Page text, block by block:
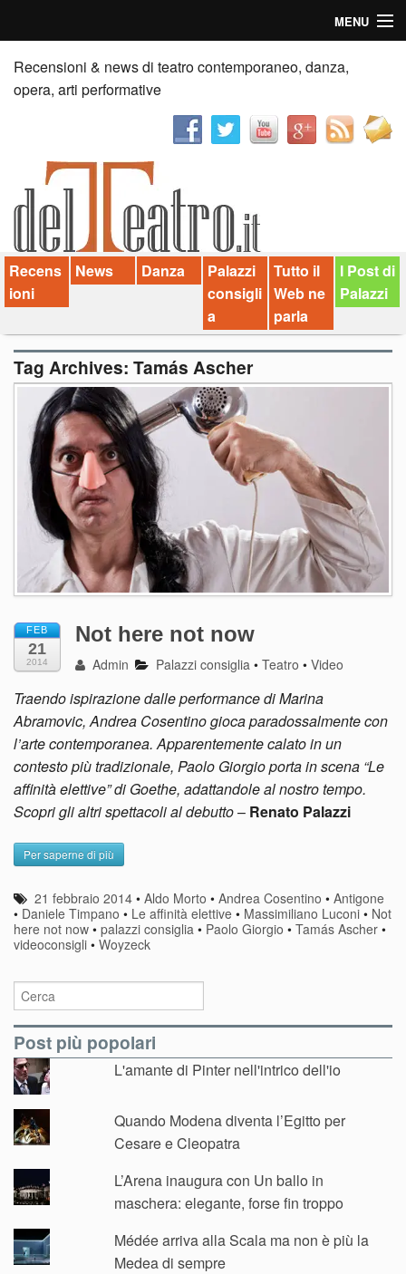
MENU
Home
Recensioni
News
Palazzi consiglia
Video
Chi siamo
Contatti
dT in English
Recensioni & news di teatro contemporaneo, danza,
opera, arti performative
Recens
ioni
News Danza
Palazzi
consigli
a
Tutto il
Web ne
parla
I Post di
Palazzi
Tag Archives: Tamás Ascher
FEB
21
2014
Not here not now
Admin Palazzi consiglia •Teatro •Video
Traendo ispirazione dalle performance di Marina
Abramovic, Andrea Cosentino gioca paradossalmente con
l’arte contemporanea. Apparentemente calato in un
contesto più tradizionale, Paolo Giorgio porta in scena “Le
affinità elettive” di Goethe, adattandole al nostro tempo.
Scopri gli altri spettacoli al debutto– Renato Palazzi
Per saperne di più
21 febbraio 2014 •Aldo Morto •Andrea Cosentino •Antigone
• Daniele Timpano • Le affinità elettive • Massimiliano Luconi • Not
here not now • palazzi consiglia • Paolo Giorgio • Tamás Ascher •
videoconsigli • Woyzeck
Post più popolari
L'amante di Pinter nell'intrico dell'io
Quando Modena diventa l’Egitto per
Cesare e Cleopatra
L’Arena inaugura con Un ballo in
maschera: elegante, forse fin troppo
Médée arriva alla Scala ma non è più la
Medea di sempre